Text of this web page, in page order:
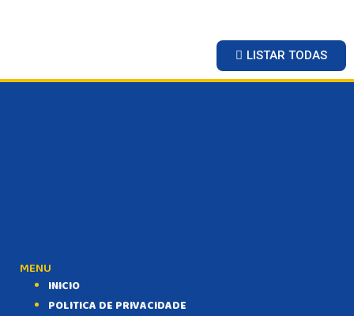
LISTAR TODAS
MENU
INICIO
POLITICA DE PRIVACIDADE